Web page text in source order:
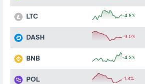
LTC +4.8%
DASH -9.0%
BNB +4.3%
POL -1.3%